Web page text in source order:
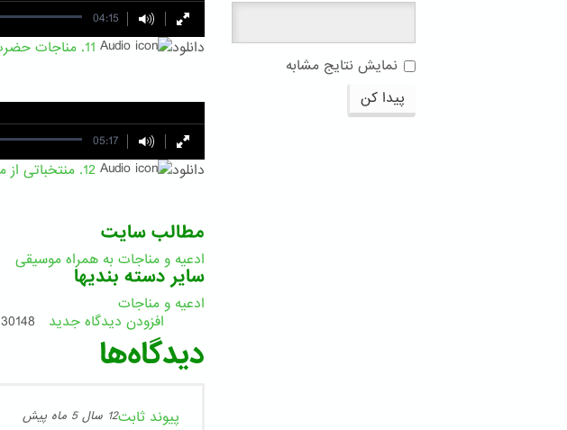
04:15
دانلود 11. مناجات حضرت عبدالبهاء در دستگاه شور
05:17
دانلود 12. منتخباتی از مثنوی جمال مبارک در دستگاه سه گاه
مطالب سایت
ادعیه و مناجات به همراه موسیقی
سایر دسته بندیها
ادعیه و مناجات
افزودن دیدگاه جدید
30148 بازدید
دیدگاه‌ها
پیوند ثابت12 سال 5 ماه پیش
نمایش نتایج مشابه
پیدا کن